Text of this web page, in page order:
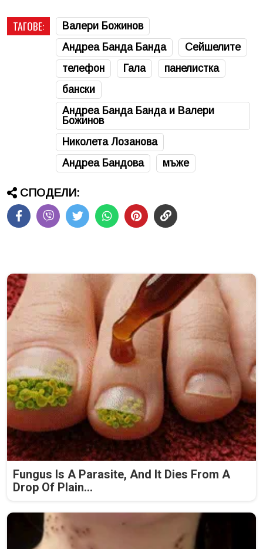
ТАГОВЕ:
Валери Божинов
Андреа Банда Банда
Сейшелите
телефон
Гала
панелистка
бански
Андреа Банда Банда и Валери
Божинов
Николета Лозанова
Андреа Бандова
мъже
СПОДЕЛИ:
Fungus Is A Parasite, And It Dies From A
Drop Of Plain...